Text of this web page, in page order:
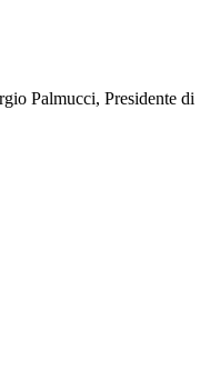
Palmucci, Presidente di